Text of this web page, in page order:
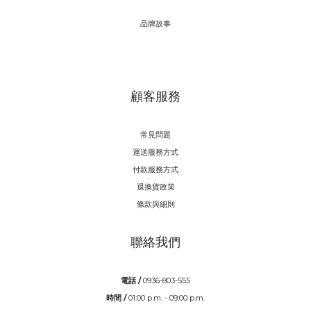
品牌故事
顧客服務
常見問題
運送服務方式
付款服務方式
退換貨政策
條款與細則
聯絡我們
電話 /0936-803-555
時間 /01:00 p.m. - 09:00 p.m.